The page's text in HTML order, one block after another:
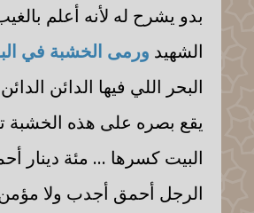
بدو يشرح له لأنه أعلم
الشهيد ورمى الخشبة في
البحر اللي فيها الدائن
يقع بصره على هذه الخشبة
البيت كسرها ... مئة دينار
الرجل أحمق أجدب ولا